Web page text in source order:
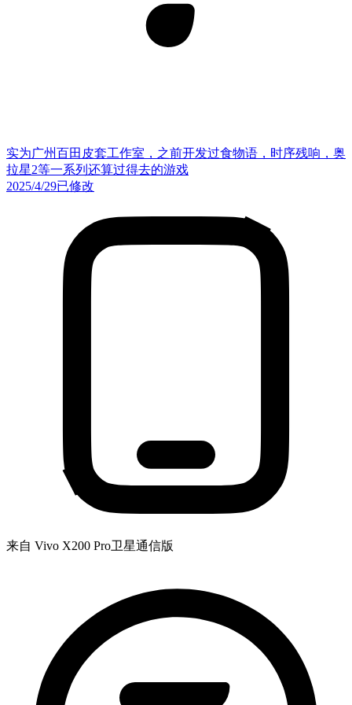
实为广州百田皮套工作室，之前开发过食物语，时序残响，奥
拉星2等一系列还算过得去的游戏
2025/4/29已修改
来自 Vivo X200 Pro卫星通信版